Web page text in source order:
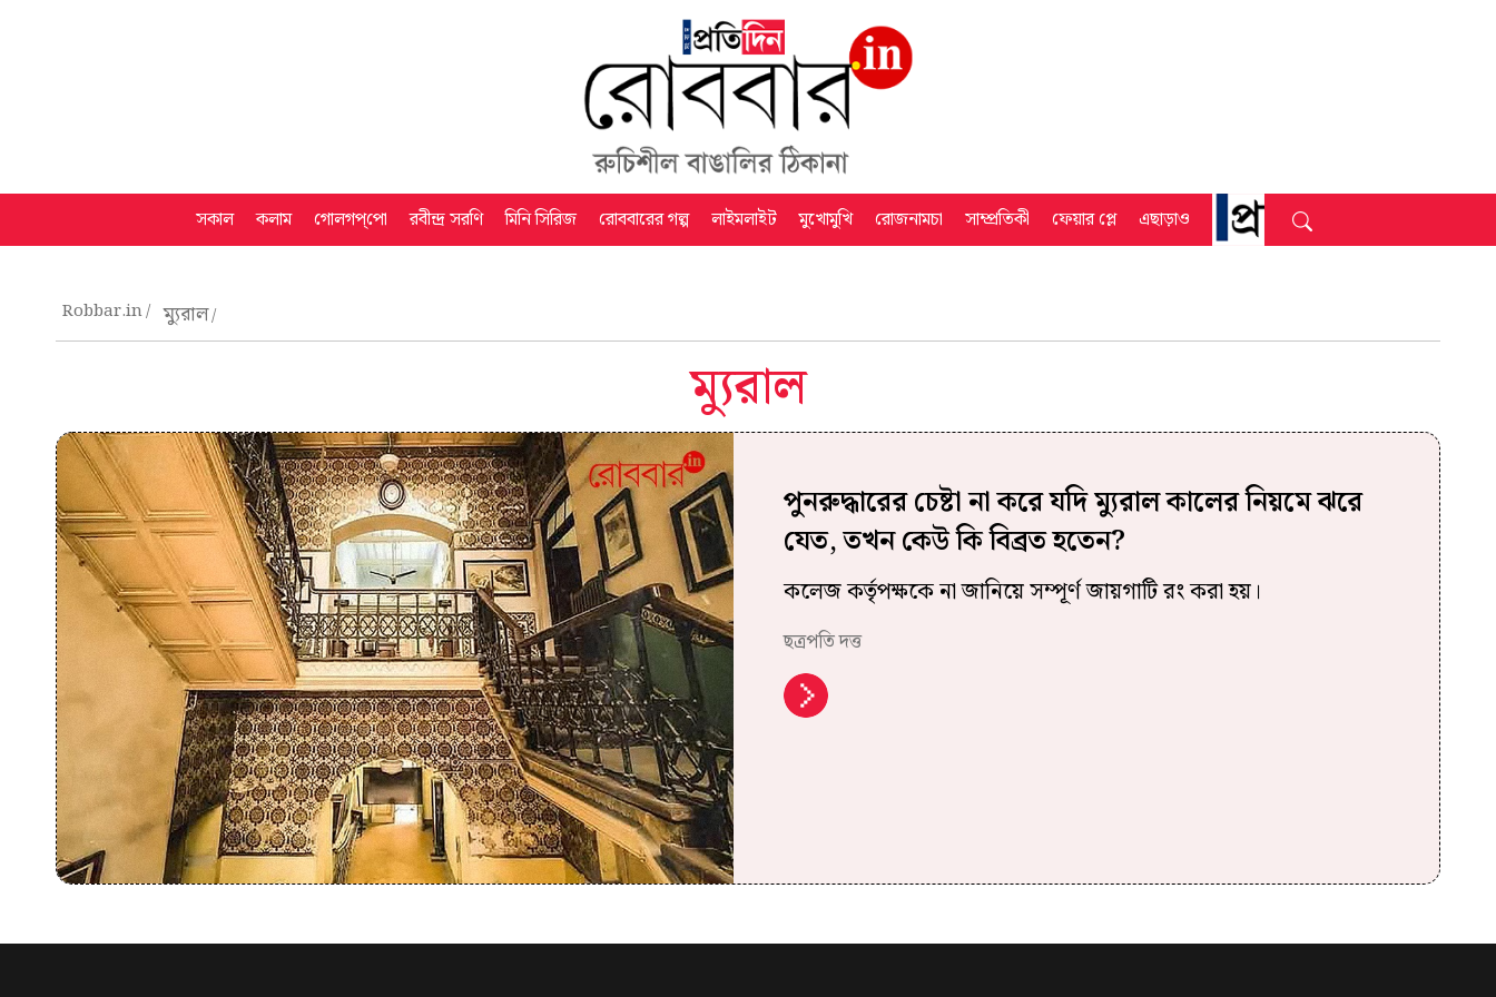
সকাল কলাম গোলগপ্‌পো রবীন্দ্র সরণি মিনি সিরিজ রোববারের গল্প লাইমলাইট মুখোমুখি রোজনামচা সাম্প্রতিকী ফেয়ার প্লে এছাড়াও
Robbar.in ম্যুরাল
ম্যুরাল
পুনরুদ্ধারের চেষ্টা না করে যদি ম্যুরাল কালের নিয়মে ঝরে
যেত, তখন কেউ কি বিব্রত হতেন?
কলেজ কর্তৃপক্ষকে না জানিয়ে সম্পূর্ণ জায়গাটি রং করা হয়।
ছত্রপতি দত্ত